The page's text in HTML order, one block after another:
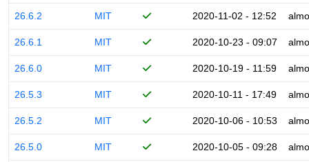
26.6.2 MIT 2020-11-02 - 12:52
26.6.1 MIT 2020-10-23 - 09:07
26.6.0 MIT 2020-10-19 - 11:59
26.5.3 MIT 2020-10-11 - 17:49
26.5.2 MIT 2020-10-06 - 10:53
26.5.0 MIT 2020-10-05 - 09:28